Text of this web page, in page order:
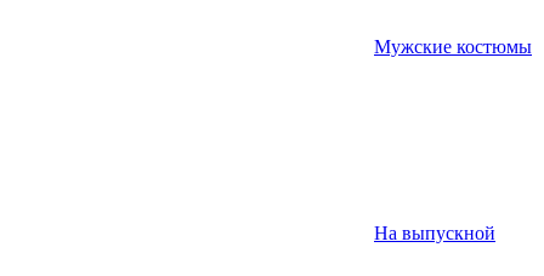
Мужские костюмы
На выпускной